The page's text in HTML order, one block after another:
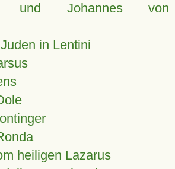
und Johannes von
in Lentini
heiligen Lazarus